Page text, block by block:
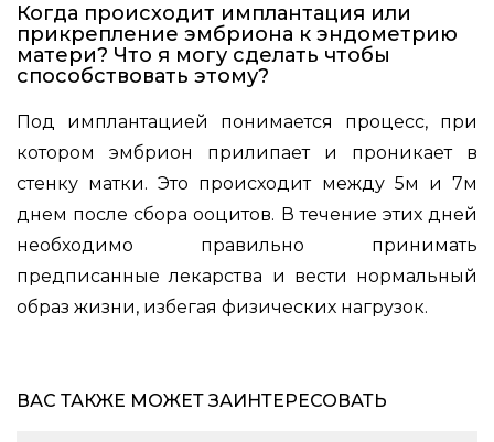
Когда происходит имплантация или
прикрепление эмбриона к эндометрию
матери? Что я могу сделать чтобы
способствовать этому?
Под имплантацией понимается процесс, при
котором эмбрион прилипает и проникает в
стенку матки. Это происходит между 5м и 7м
днем после сбора ооцитов. В течение этих дней
необходимо правильно принимать
предписанные лекарства и вести нормальный
образ жизни, избегая физических нагрузок.
ВАС ТАКЖЕ МОЖЕТ ЗАИНТЕРЕСОВАТЬ